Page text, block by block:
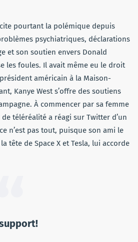
pourtant la polémique depuis
psychiatriques, déclarations
et son soutien envers Donald
les foules. Il avait même eu le droit
américain à la Maison-
Kanye West s’offre des soutiens
À commencer par sa femme
téléréalité a réagi sur Twitter d’un
n’est pas tout, puisque son ami le
tête de Space X et Tesla, lui accorde